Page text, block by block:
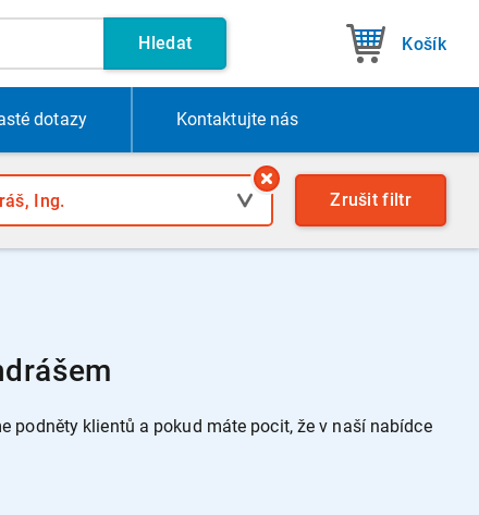
Hledat Košík
dotazy Kontaktujte nás
Zrušit filtr
podněty klientů a pokud máte pocit, že v naší nabídce